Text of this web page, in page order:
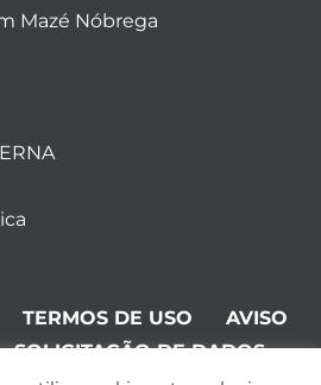
Mazé Nóbrega
TERMOS DE USO
AVISO
SOLICITAÇÃO DE DADOS